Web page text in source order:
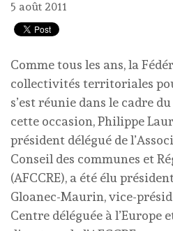
5 août 2011
Comme tous les ans, la
collectivités territoriales
s’est réunie dans le cadre
cette occasion, Philippe
président délégué de
Conseil des communes et
(AFCCRE), a été élu
Gloanec-Maurin, vice-
Centre déléguée à l’Europe